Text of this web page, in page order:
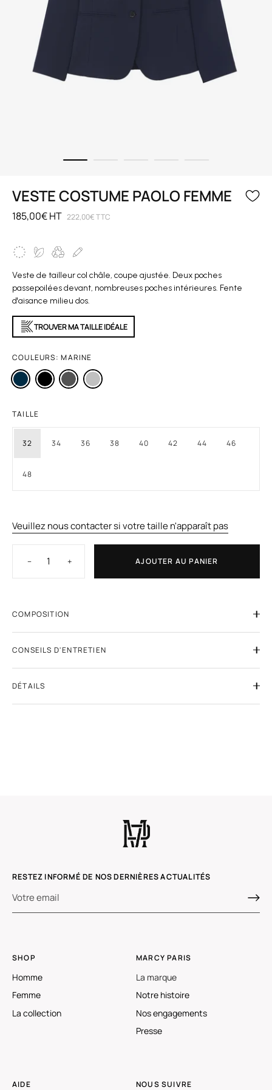
VESTE COSTUME PAOLO FEMME
185,00€ HT 222,00€ TTC
Veste de tailleur col châle, coupe ajustée. Deux poches
passepoilées devant, nombreuses poches intérieures. Fente
d'aisance milieu dos.
TROUVER MA TAILLE IDÉALE
COULEURS: MARINE
TAILLE
32 34 36 38 40 42 44 46
48
Veuillez nous contacter si votre taille n'apparaît pas
− + AJOUTER AU PANIER
COMPOSITION
CONSEILS D'ENTRETIEN
DÉTAILS
RESTEZ INFORMÉ DE NOS DERNIÈRES ACTUALITÉS
SHOP
Homme
Femme
La collection
MARCY PARIS
La marque
Notre histoire
Nos engagements
Presse
AIDE NOUS SUIVRE